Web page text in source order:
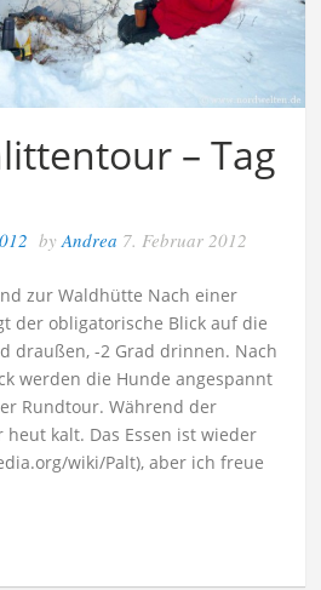
– Tag
byAndrea 7. Februar 2012
zur Waldhütte Nach einer
der obligatorische Blick auf die
draußen, -2 Grad drinnen. Nach
werden die Hunde angespannt
Rundtour. Während der
kalt. Das Essen ist wieder
wiki/Palt), aber ich freue